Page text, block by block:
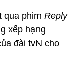
phim Reply
xếp hạng
đài tvN cho